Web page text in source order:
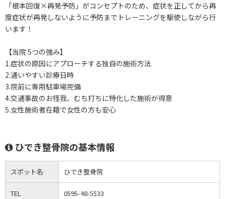
「根本回復×再発予防」がコンセプトのため、症状を正してから再
度症状が再発しないように予防までトレーニングを駆使しながら行
います！
【当院 5つの強み】
1.症状の原因にアプローチする独自の施術方法
2.通いやすい診療日時
3.院前に専用駐車場完備
4.交通事故のお怪我、むち打ちに特化した施術が得意
5.女性施術者在籍で女性の方も安心
ひでき整骨院の基本情報
スポット名 ひでき整骨院
TEL 0595-48-5533